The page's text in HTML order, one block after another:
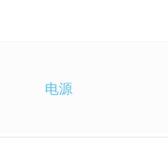
电源